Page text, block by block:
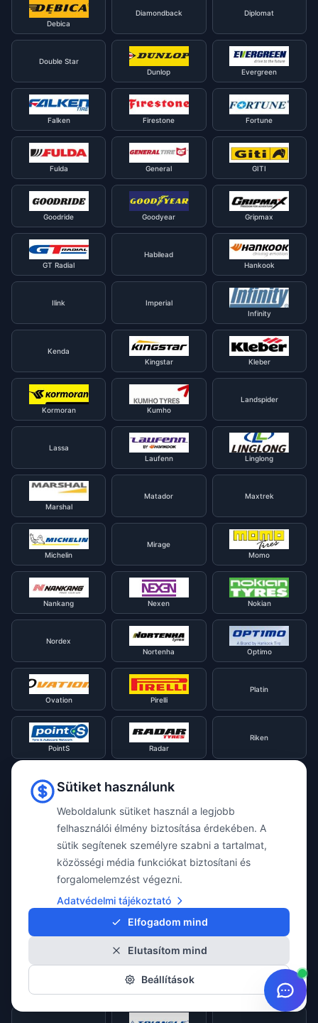
Debica
Diamondback Diplomat
Double Star
Dunlop
Evergreen
Falken Firestone Fortune
Fulda General GITI
Goodride Goodyear Gripmax
GT Radial
Habilead
Hankook
Ilink
Imperial
Infinity
Kenda
Kingstar
Kleber
Kormoran Kumho
Landspider
Lassa
Laufenn
Linglong
Marshal
Matador Maxtrek
Michelin
Mirage
Momo
Nankang Nexen Nokian
Nordex
Nortenha
Optimo
Ovation Pirelli
Platin
PointS Radar
Riken
RoadX
Sailun Sava Sebring
Security
Tourador
Toyo
Sütiket használunk
Weboldalunk sütiket használ a legjobb
felhasználói élmény biztosítása érdekében. A
sütik segítenek személyre szabni a tartalmat,
közösségi média funkciókat biztosítani és
forgalomelemzést végezni.
Adatvédelmi tájékoztató
Elfogadom mind
Elutasítom mind
Beállítások